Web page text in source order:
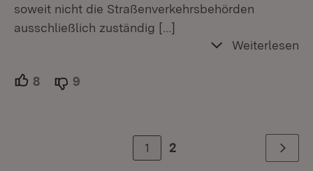
soweit nicht die Straßenverkehrsbehörden
ausschließlich zuständig […]
Weiterlesen
8 Unterstützer.
9
1 2 Weiter